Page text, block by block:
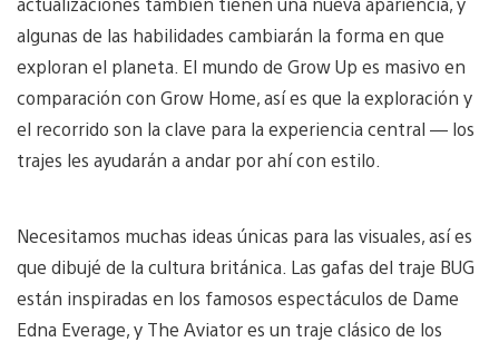
algunas de las habilidades cambiarán la forma en que
exploran el planeta. El mundo de Grow Up es masivo en
comparación con Grow Home, así es que la exploración y
el recorrido son la clave para la experiencia central — los
trajes les ayudarán a andar por ahí con estilo.
Necesitamos muchas ideas únicas para las visuales, así es
que dibujé de la cultura británica. Las gafas del traje BUG
están inspiradas en los famosos espectáculos de Dame
Edna Everage, y The Aviator es un traje clásico de los